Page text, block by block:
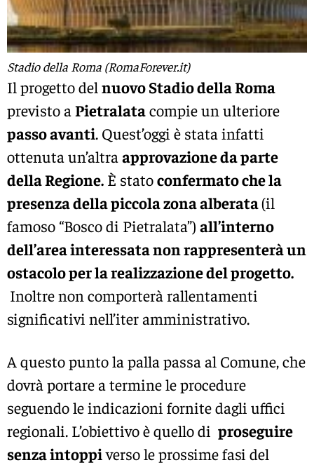
Stadio della Roma (RomaForever.it)
Il progetto del nuovo Stadio della Roma
previsto a Pietralatacompie un ulteriore
passo avanti. Quest’oggi è stata infatti
ottenuta un’altra approvazione da parte
della Regione. È statoconfermato che la
presenza della piccola zona alberata(il
famoso “Bosco di Pietralata”) all’interno
dell’area interessata non rappresenterà un
ostacolo per la realizzazione del progetto.
Inoltre non comporterà rallentamenti
significativi nell’iter amministrativo.
A questo punto la palla passa al Comune, che
dovrà portare a termine le procedure
seguendo le indicazioni fornite dagli uffici
regionali. L’obiettivo è quello di proseguire
senza intoppiverso le prossime fasi del